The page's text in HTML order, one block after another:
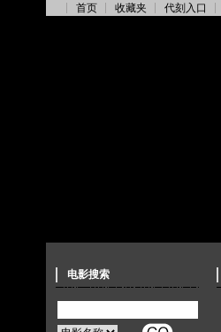
首页 收藏夹 代刻入口
电影搜索